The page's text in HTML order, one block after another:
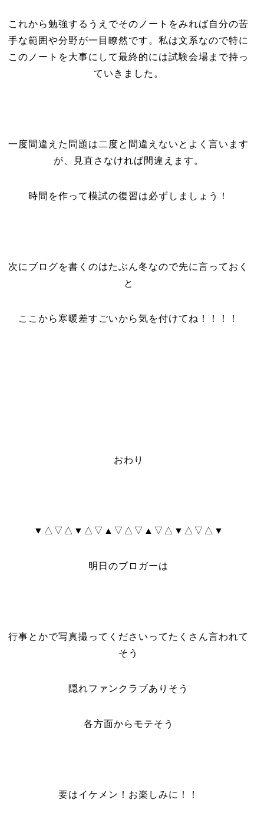
これから勉強するうえでそのノートをみれば自分の苦
手な範囲や分野が一目瞭然です。私は文系なので特に
このノートを大事にして最終的には試験会場まで持っ
ていきました。
一度間違えた問題は二度と間違えないとよく言います
が、見直さなければ間違えます。
時間を作って模試の復習は必ずしましょう！
次にブログを書くのはたぶん冬なので先に言っておく
と
ここから寒暖差すごいから気を付けてね！！！！
おわり
▼△▽△▼△▽▲▽△▽▲▽△▼△▽△▼
明日のブロガーは
行事とかで写真撮ってくださいってたくさん言われて
そう
隠れファンクラブありそう
各方面からモテそう
要はイケメン！お楽しみに！！